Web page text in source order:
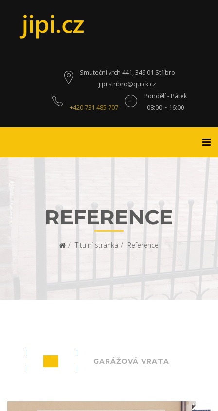
Smuteční vrch 441, 349 01 Stříbro
jipi.stribro@quick.cz
+420 731 485 707
Pondělí - Pátek
08:00 ~ 16:00
REFERENCE
Titulní stránka Reference
GARÁŽOVÁ VRATA